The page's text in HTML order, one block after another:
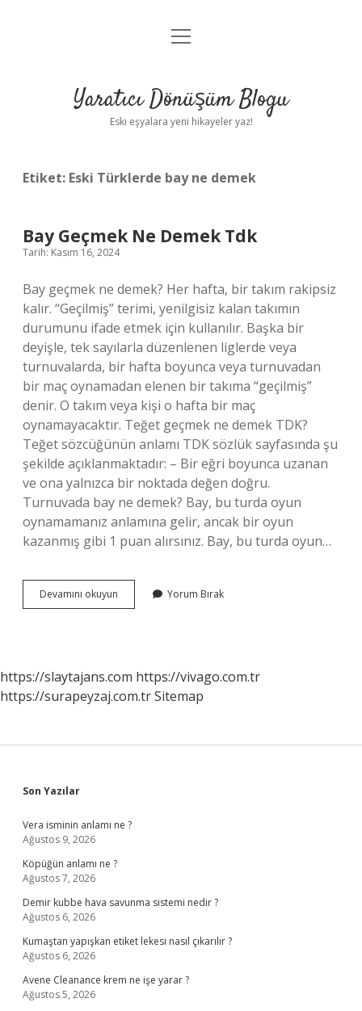
Anasayfa
Yasal Uyarı
menüyü
Yaratıcı Dönüşüm Blogu
Eski eşyalara yeni hikayeler yaz!
Etiket: Eski Türklerde bay ne demek
Bay Geçmek Ne Demek Tdk
Tarih: Kasım 16, 2024
Bay geçmek ne demek? Her hafta, bir takım rakipsiz
kalır. “Geçilmiş” terimi, yenilgisiz kalan takımın
durumunu ifade etmek için kullanılır. Başka bir
deyişle, tek sayılarla düzenlenen liglerde veya
turnuvalarda, bir hafta boyunca veya turnuvadan
bir maç oynamadan elenen bir takıma “geçilmiş”
denir. O takım veya kişi o hafta bir maç
oynamayacaktır. Teğet geçmek ne demek TDK?
Teğet sözcüğünün anlamı TDK sözlük sayfasında şu
şekilde açıklanmaktadır: – Bir eğri boyunca uzanan
ve ona yalnızca bir noktada değen doğru.
Turnuvada bay ne demek? Bay, bu turda oyun
oynamamanız anlamına gelir, ancak bir oyun
kazanmış gibi 1 puan alırsınız. Bay, bu turda oyun…
Devamını okuyun
Geçmek
Yorum Bırak
https://slaytajans.com https://vivago.com.tr
https://surapeyzaj.com.trSitemap
Sidebar
Son Yazılar
Vera isminin anlamı ne ?
Ağustos 9, 2026
Köpüğün anlamı ne ?
Ağustos 7, 2026
Demir kubbe hava savunma sistemi nedir ?
Ağustos 6, 2026
Kumaştan yapışkan etiket lekesi nasıl çıkarılır ?
Ağustos 6, 2026
Avene Cleanance krem ne işe yarar ?
Ağustos 5, 2026